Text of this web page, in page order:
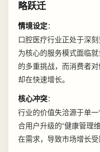
略跃迁
情境设定：
口腔医疗行业正处于深
为核心的服务模式面临
的多重挑战，而消费者
却在快速增长。
核心冲突：
行业的价值失洽源于单
合用户升级的“健康管理
在需求，导致市场增长受